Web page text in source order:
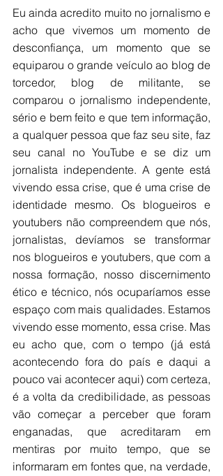
Eu ainda acredito muito no jornalismo e
acho que vivemos um momento de
desconfiança, um momento que se
equiparou o grande veículo ao blog de
torcedor, blog de militante, se
comparou o jornalismo independente,
sério e bem feito e que tem informação,
a qualquer pessoa que faz seu site, faz
seu canal no YouTube e se diz um
jornalista independente. A gente está
vivendo essa crise, que é uma crise de
identidade mesmo. Os blogueiros e
youtubers não compreendem que nós,
jornalistas, devíamos se transformar
nos blogueiros e youtubers, que com a
nossa formação, nosso discernimento
ético e técnico, nós ocuparíamos esse
espaço com mais qualidades. Estamos
vivendo esse momento, essa crise. Mas
eu acho que, com o tempo (já está
acontecendo fora do país e daqui a
pouco vai acontecer aqui) com certeza,
é a volta da credibilidade, as pessoas
vão começar a perceber que foram
enganadas, que acreditaram em
mentiras por muito tempo, que se
informaram em fontes que, na verdade,